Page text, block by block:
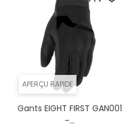
APERÇU RAPIDE
Gants EIGHT FIRST GAN001
-...